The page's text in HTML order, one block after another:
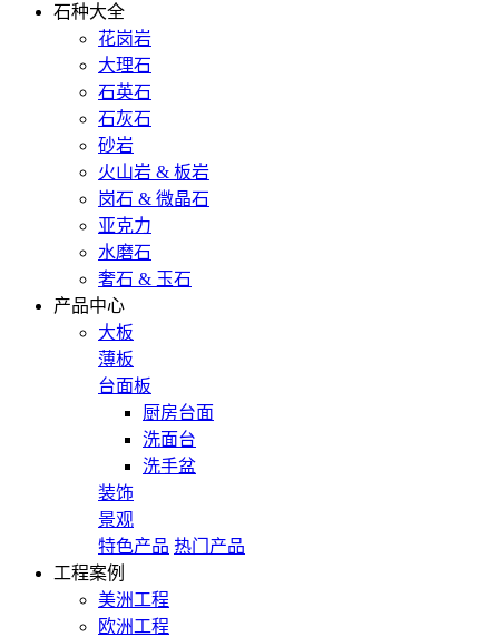
石种大全
花岗岩
大理石
石英石
石灰石
砂岩
火山岩 & 板岩
岗石 & 微晶石
亚克力
水磨石
奢石 & 玉石
产品中心
大板
薄板
台面板
厨房台面
洗面台
洗手盆
装饰
景观
特色产品 热门产品
工程案例
美洲工程
欧洲工程